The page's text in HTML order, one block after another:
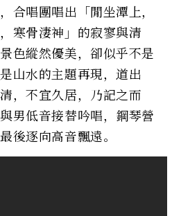
合唱團唱出「閒坐潭上，
寒骨淒神」的寂寥與清
色縱然優美，卻似乎不是
山水的主題再現，道出
，不宜久居，乃記之而
男低音接替吟唱，鋼琴營
後逐向高音飄遠。